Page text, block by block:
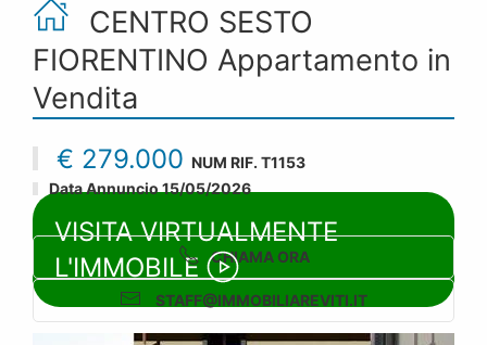
CENTRO SESTO
FIORENTINO Appartamento in
Vendita
€ 279.000 NUM RIF. T1153
Data Annuncio 15/05/2026
CHIAMA ORA
STAFF@IMMOBILIAREVITI.IT
VISITA VIRTUALMENTE
L'IMMOBILE